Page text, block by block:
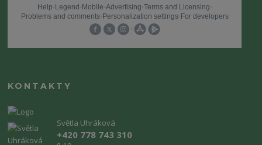
KONTAKTY
Světla Uhráková
+420 778 743 310